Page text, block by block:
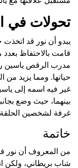
تحولات في
يبدو أن نور قد
قامت بالاحتفاظ بعدد
مدرب الرقص ياسين
حياتها. ومما يزيد
غير فيه اسمه إلى
بينهما، حيث وضع
غرفة لشخصين الحلقة 9
خاتمة
شاب بريطاني، ولكن